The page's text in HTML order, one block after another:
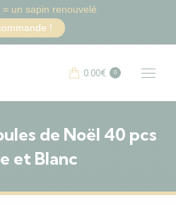
0.00€ 0
de Noël 40 pcs
et Blanc
un sapin renouvelé
!